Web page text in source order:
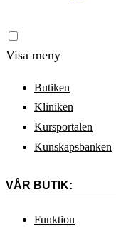
Visa meny
Butiken
Kliniken
Kursportalen
Kunskapsbanken
VÅR BUTIK:
Funktion